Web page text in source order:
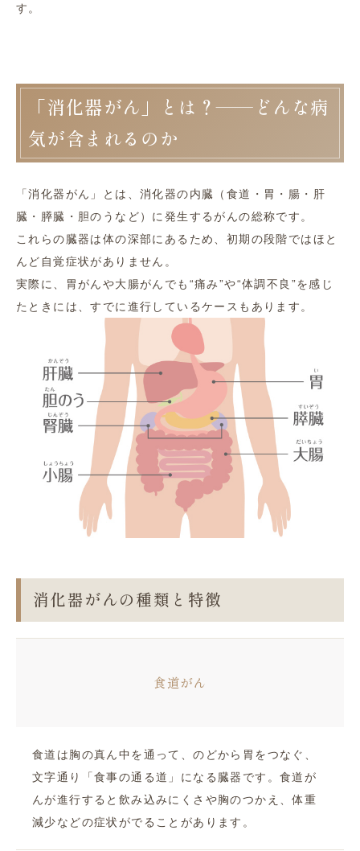
す。
「消化器がん」とは？――どんな病
気が含まれるのか
「消化器がん」とは、消化器の内臓（食道・胃・腸・肝
臓・膵臓・胆のうなど）に発生するがんの総称です。
これらの臓器は体の深部にあるため、初期の段階ではほと
んど自覚症状がありません。
実際に、胃がんや大腸がんでも“痛み”や“体調不良”を感じ
たときには、すでに進行しているケースもあります。
消化器がんの種類と特徴
食道がん
食道は胸の真ん中を通って、のどから胃をつなぐ、
文字通り「食事の通る道」になる臓器です。食道が
んが進行すると飲み込みにくさや胸のつかえ、体重
減少などの症状がでることがあります。